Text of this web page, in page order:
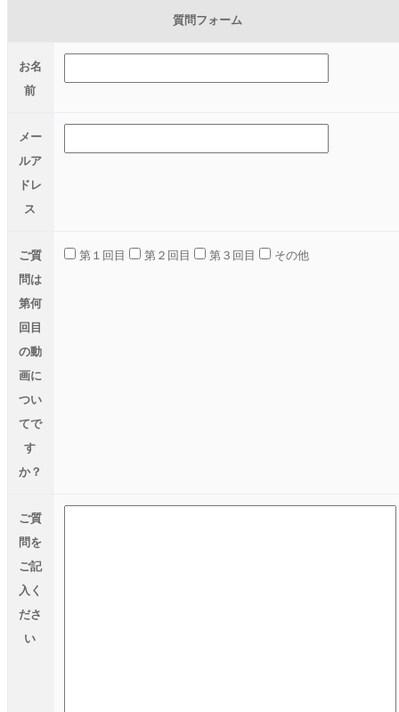
質問フォーム
お名
前
メー
ルア
ドレ
ス
ご質
問は
第何
回目
の動
画に
つい
てで
す
か？
第１回目 第２回目 第３回目 その他
ご質
問を
ご記
入く
ださ
い